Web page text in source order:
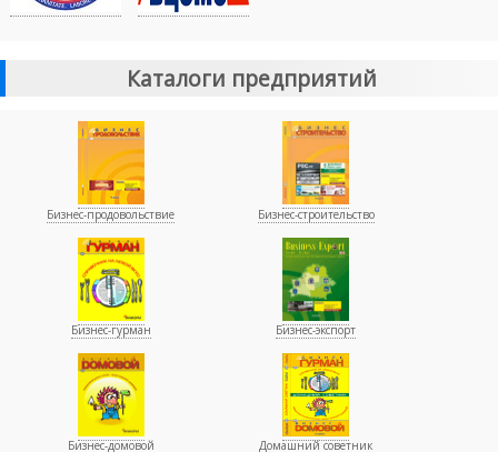
Каталоги предприятий
Бизнес-продовольствие Бизнес-строительство
Бизнес-гурман Бизнес-экспорт
Бизнес-домовой Домашний советник